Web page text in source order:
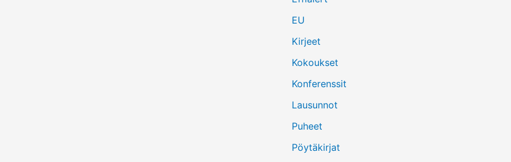
EU
Kirjeet
Kokoukset
Konferenssit
Lausunnot
Puheet
Pöytäkirjat